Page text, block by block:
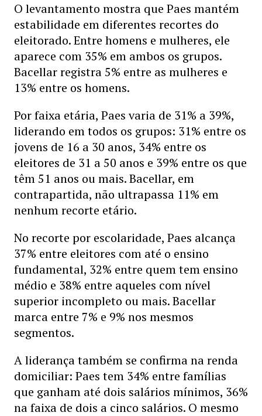
O levantamento mostra que Paes mantém
estabilidade em diferentes recortes do
eleitorado. Entre homens e mulheres, ele
aparece com 35% em ambos os grupos.
Bacellar registra 5% entre as mulheres e
13% entre os homens.
Por faixa etária, Paes varia de 31% a 39%,
liderando em todos os grupos: 31% entre os
jovens de 16 a 30 anos, 34% entre os
eleitores de 31 a 50 anos e 39% entre os que
têm 51 anos ou mais. Bacellar, em
contrapartida, não ultrapassa 11% em
nenhum recorte etário.
No recorte por escolaridade, Paes alcança
37% entre eleitores com até o ensino
fundamental, 32% entre quem tem ensino
médio e 38% entre aqueles com nível
superior incompleto ou mais. Bacellar
marca entre 7% e 9% nos mesmos
segmentos.
A liderança também se confirma na renda
domiciliar: Paes tem 34% entre famílias
que ganham até dois salários mínimos, 36%
na faixa de dois a cinco salários. O mesmo